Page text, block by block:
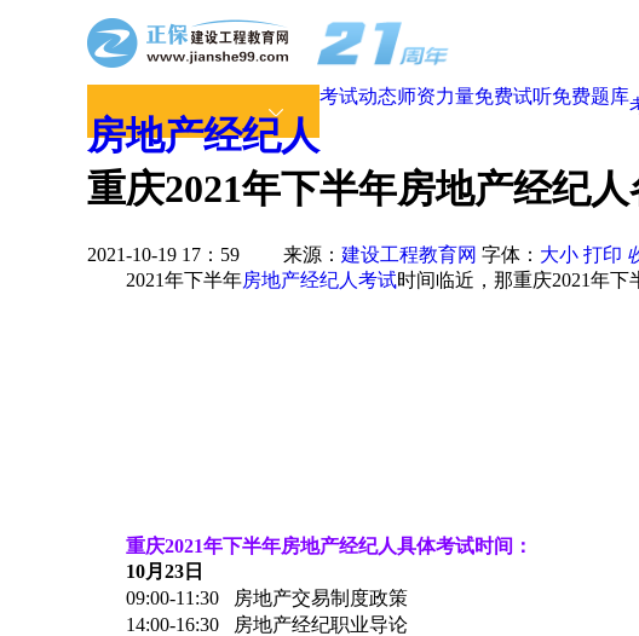
房地产经纪人
考试动态师资力量免费试听免费题库
重庆2021年下半年房地产经纪
2021-10-19 17：59 来源： 建设工程教育网 字体： 大小 打印
2021年下半年房地产经纪人考试时间临近，那重庆2021年
重庆2021年下半年房地产经纪人具体考试时间：
10月23日
09:00-11:30
房地产交易制度政策
14:00-16:30
房地产经纪职业导论